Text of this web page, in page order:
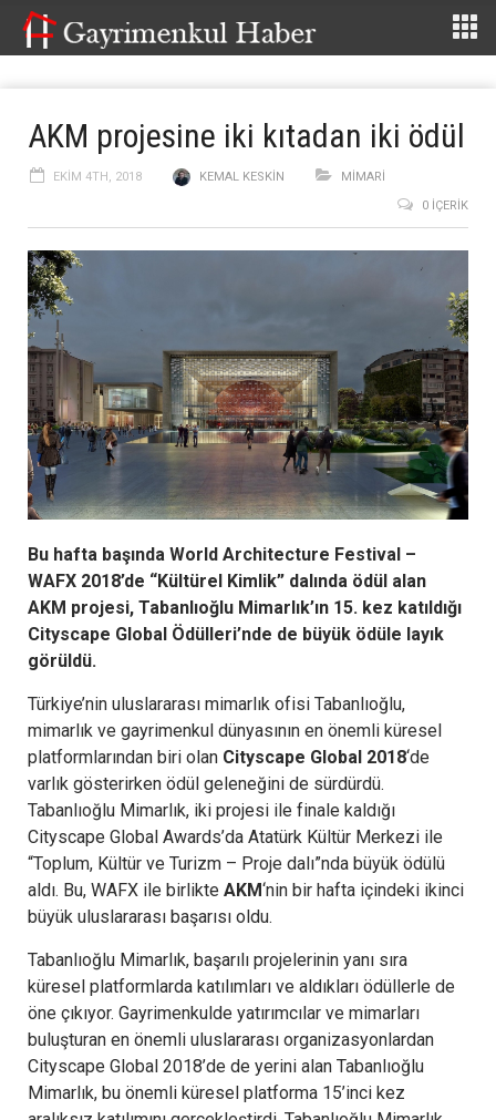
AKM projesine iki kıtadan iki ödül
EKIM 4TH, 2018 KEMAL KESKIN
MİMARİ
0 İÇERIK
Bu hafta başında World Architecture Festival –
WAFX 2018’de “Kültürel Kimlik” dalında ödül alan
AKM projesi, Tabanlıoğlu Mimarlık’ın 15. kez katıldığı
Cityscape Global Ödülleri’nde de büyük ödüle layık
görüldü.
Türkiye’nin uluslararası mimarlık ofisi Tabanlıoğlu,
mimarlık ve gayrimenkul dünyasının en önemli küresel
platformlarından biri olan Cityscape Global 2018‘de
varlık gösterirken ödül geleneğini de sürdürdü.
Tabanlıoğlu Mimarlık, iki projesi ile finale kaldığı
Cityscape Global Awards’da Atatürk Kültür Merkezi ile
“Toplum, Kültür ve Turizm – Proje dalı”nda büyük ödülü
aldı. Bu, WAFX ile birlikte AKM‘nin bir hafta içindeki ikinci
büyük uluslararası başarısı oldu.
Tabanlıoğlu Mimarlık, başarılı projelerinin yanı sıra
küresel platformlarda katılımları ve aldıkları ödüllerle de
öne çıkıyor. Gayrimenkulde yatırımcılar ve mimarları
buluşturan en önemli uluslararası organizasyonlardan
Cityscape Global 2018’de de yerini alan Tabanlıoğlu
Mimarlık, bu önemli küresel platforma 15’inci kez